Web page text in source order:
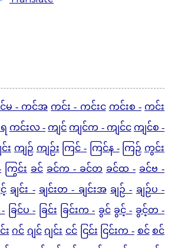
မ - ကင်အ ကင်း - ကင်းင ကင်းစ - ကင်း
ကင်းလ - ကျင် ကျင်က - ကျင်င ကျင်စ -
း ကျဉ် ကျဉ်း ကြင် - ကြင်န - ကြဉ် ကွင်း
ကြွင်း ခင် ခင်က - ခင်တ ခင်ထ - ခင်ဗ -
င့် ချင်း - ချင်းတ - ချင်းအ ချဉ် - ချဉ်ပ -
ခြင်ပ - ခြင်း ခြင်းက - ခွင် ခွင့် - ခွင့်တ -
း ဂင် ဂျင် ဂျင်း ငင် ငြင်း ငြင်းက - စင် စင်